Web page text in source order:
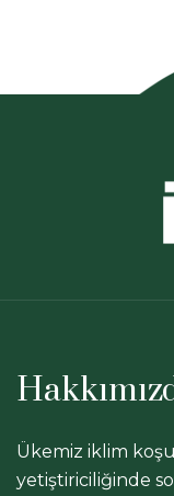
Ükemiz iklim
yetiştiriciliğinde